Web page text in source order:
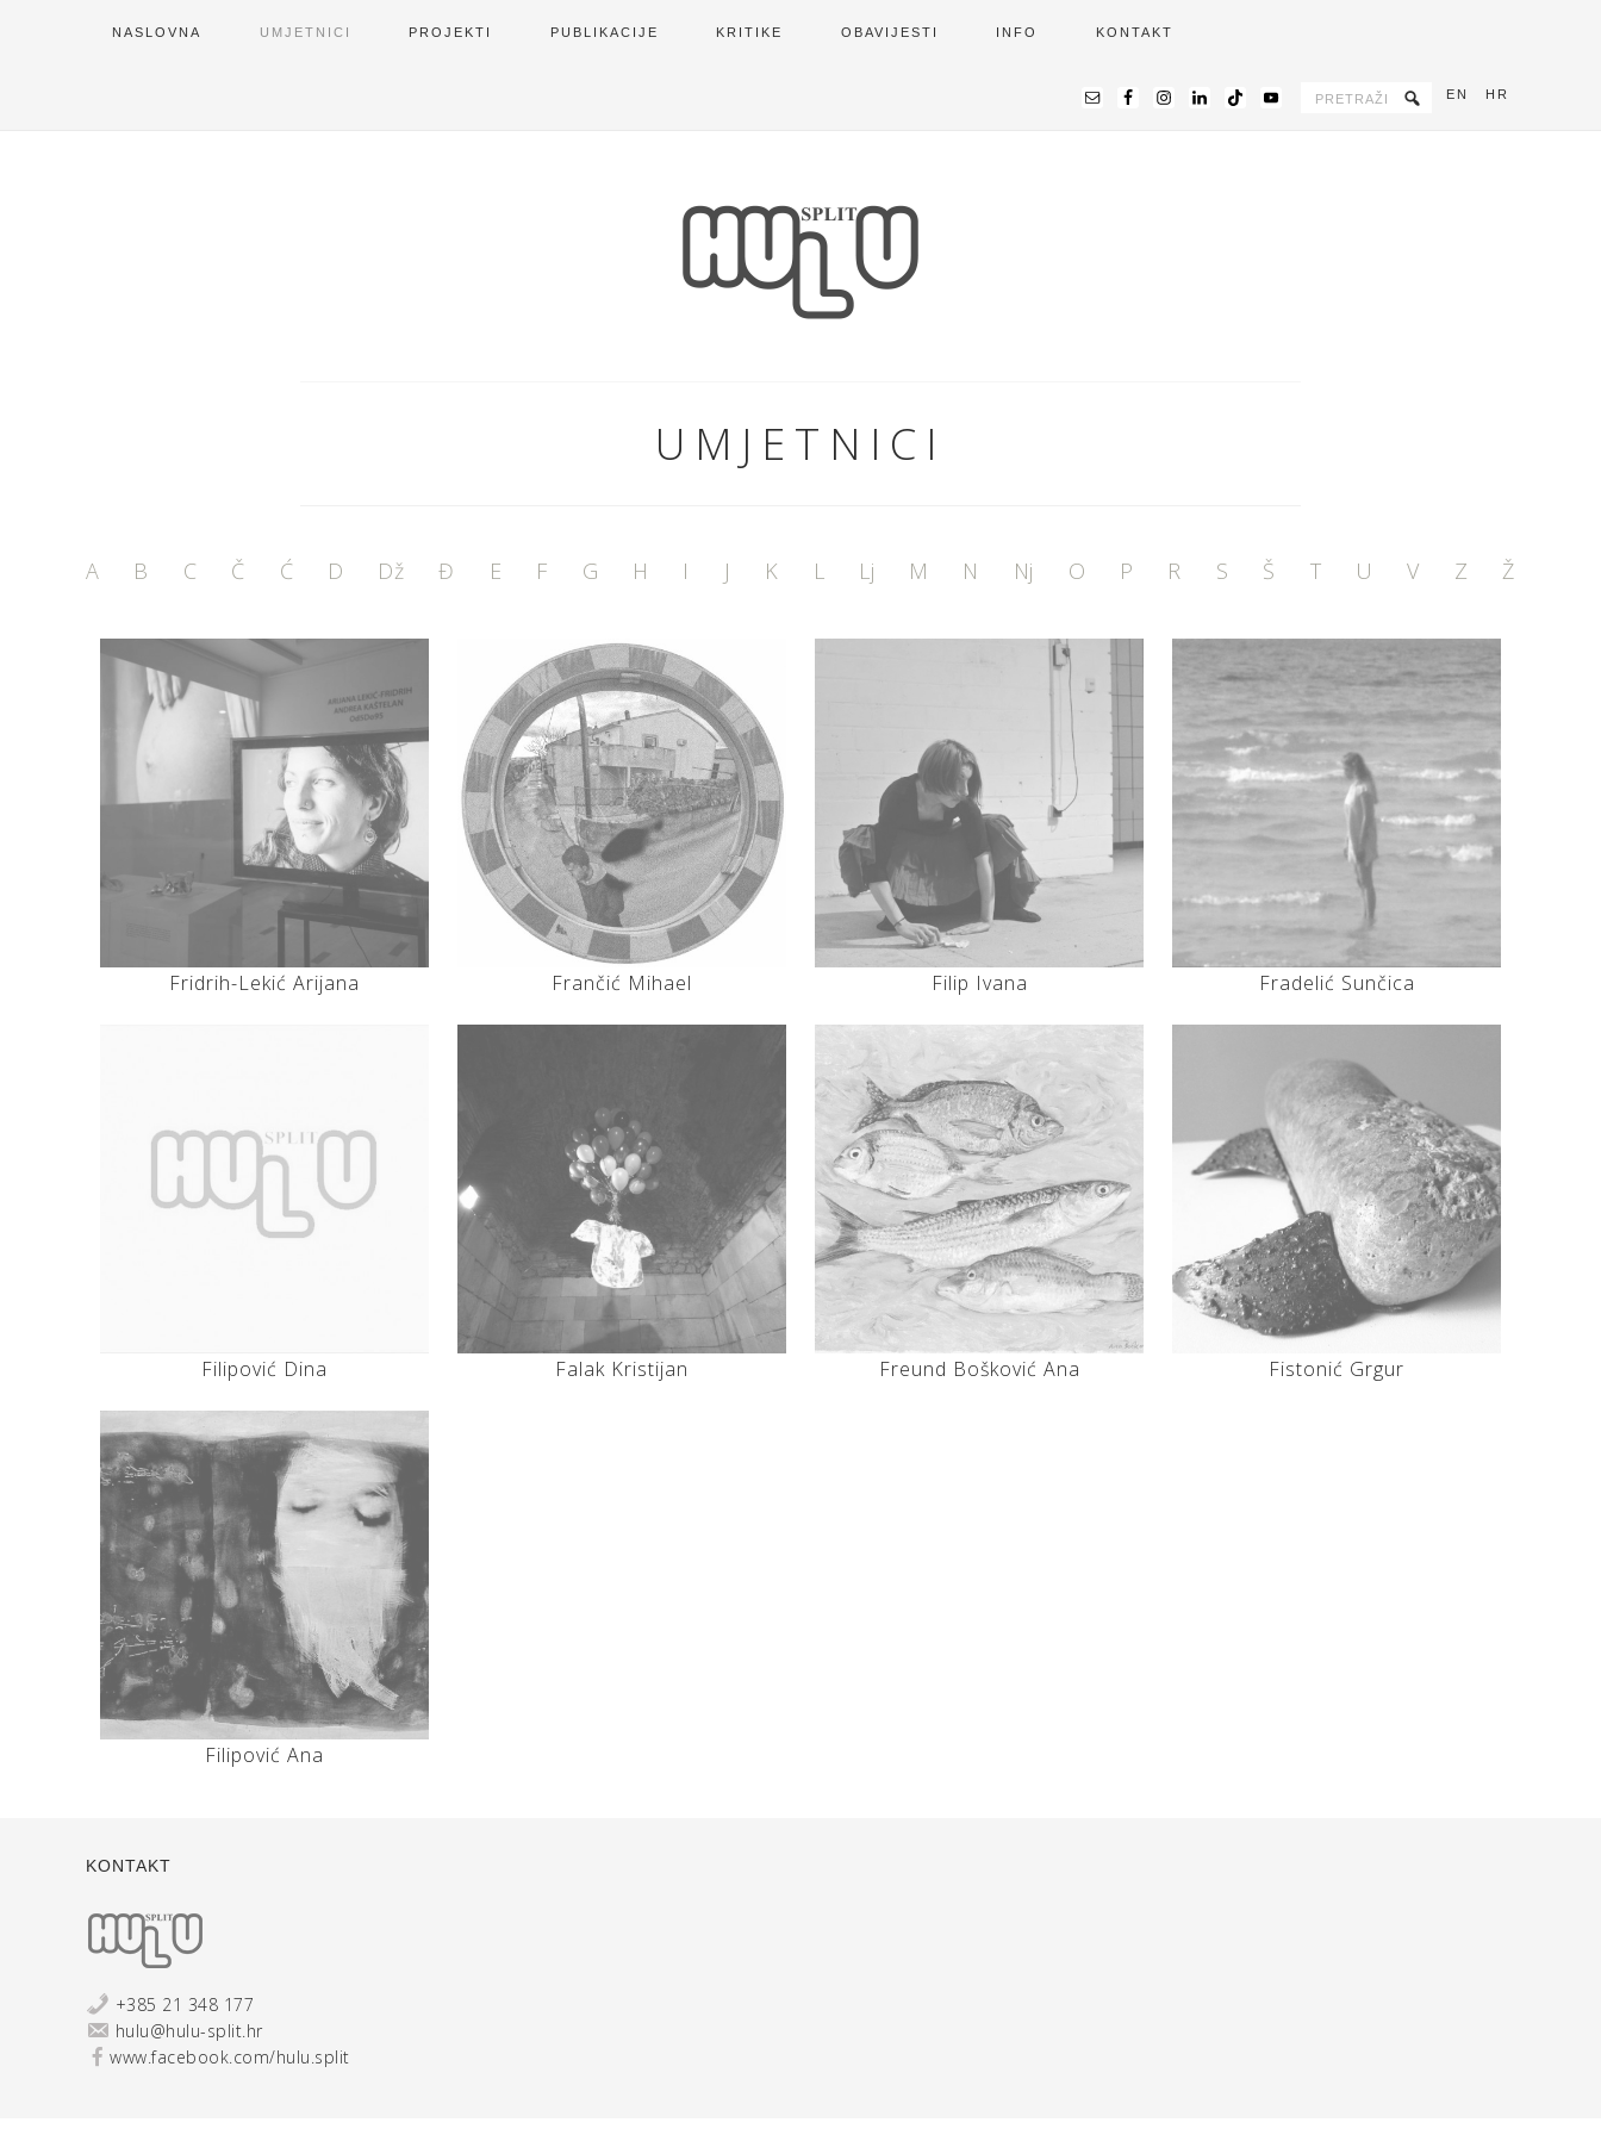
NASLOVNA UMJETNICI PROJEKTI PUBLIKACIJE KRITIKE OBAVIJESTI INFO KONTAKT
EN HR
UMJETNICI
A B C Č Ć D Dž Đ E F G H I J K L Lj M N Nj O P R S Š T U V Z Ž
Fridrih-Lekić Arijana Frančić Mihael Filip Ivana Fradelić Sunčica
Filipović Dina Falak Kristijan Freund Bošković Ana Fistonić Grgur
Filipović Ana
KONTAKT
+385 21 348 177
hulu@hulu-split.hr
www.facebook.com/hulu.split